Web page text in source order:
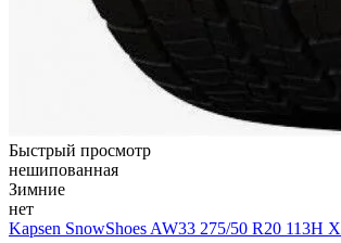
Быстрый просмотр
нешипованная
Зимние
нет
Kapsen SnowShoes AW33 275/50 R20 113H